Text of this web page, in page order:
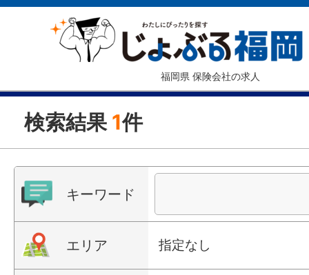
福岡県 保険会社の求人
検索結果 1件
キーワード
エリア 指定なし